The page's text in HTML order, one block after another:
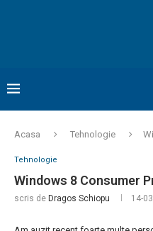
Acasa Tehnologie
Tehnologie
Windows 8 Consumer
scris de Dragos Schiopu 14-